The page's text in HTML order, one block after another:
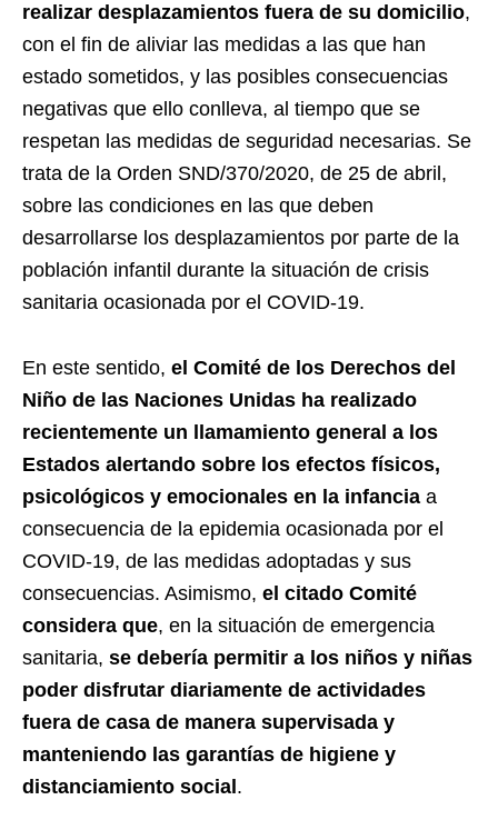
realizar desplazamientos fuera de su domicilio,
con el fin de aliviar las medidas a las que han
estado sometidos, y las posibles consecuencias
negativas que ello conlleva, al tiempo que se
respetan las medidas de seguridad necesarias. Se
trata de la Orden SND/370/2020, de 25 de abril,
sobre las condiciones en las que deben
desarrollarse los desplazamientos por parte de la
población infantil durante la situación de crisis
sanitaria ocasionada por el COVID-19.
En este sentido, el Comité de los Derechos del
Niño de las Naciones Unidas ha realizado
recientemente un llamamiento general a los
Estados alertando sobre los efectos físicos,
psicológicos y emocionales en la infancia a
consecuencia de la epidemia ocasionada por el
COVID-19, de las medidas adoptadas y sus
consecuencias. Asimismo, el citado Comité
considera que, en la situación de emergencia
sanitaria, se debería permitir a los niños y niñas
poder disfrutar diariamente de actividades
fuera de casa de manera supervisada y
manteniendo las garantías de higiene y
distanciamiento social .